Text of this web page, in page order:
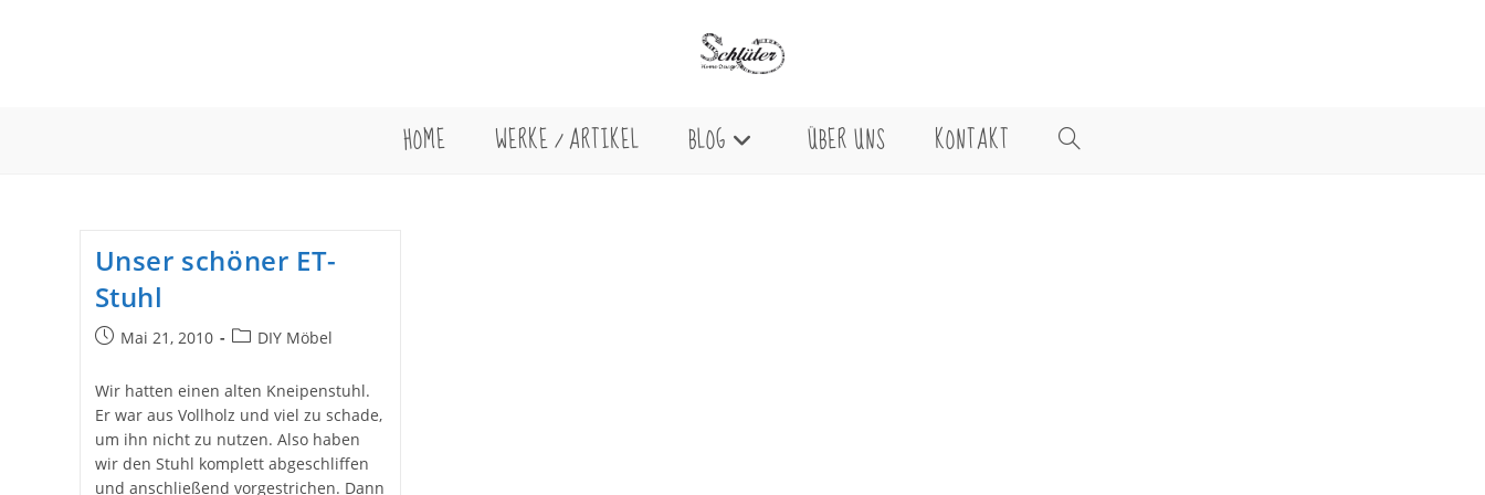
HOME WERKE / ARTIKEL BLOG ÜBER UNS KONTAKT WEBSITE-
Unser schöner ET-
Stuhl
BeitragMai 21, 2010
Beitrags-
DIY Möbel
Wir hatten einen alten Kneipenstuhl.
Er war aus Vollholz und viel zu schade,
um ihn nicht zu nutzen. Also haben
wir den Stuhl komplett abgeschliffen
und anschließend vorgestrichen. Dann